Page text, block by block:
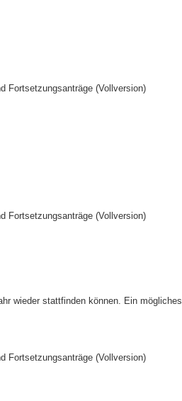
Fortsetzungsanträge (Vollversion)
Fortsetzungsanträge (Vollversion)
wieder stattfinden können. Ein mögliches
Fortsetzungsanträge (Vollversion)